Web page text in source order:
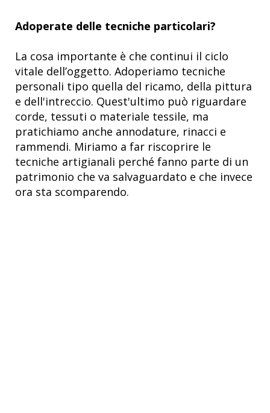
Adoperate delle tecniche particolari?
La cosa importante è che continui il ciclo
vitale dell’oggetto. Adoperiamo tecniche
personali tipo quella del ricamo, della pittura
e dell'intreccio. Quest'ultimo può riguardare
corde, tessuti o materiale tessile, ma
pratichiamo anche annodature, rinacci e
rammendi. Miriamo a far riscoprire le
tecniche artigianali perché fanno parte di un
patrimonio che va salvaguardato e che invece
ora sta scomparendo.